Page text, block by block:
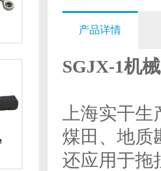
产品详情
SGJX-1机
上海实干生
煤田、地质
还应用于拖